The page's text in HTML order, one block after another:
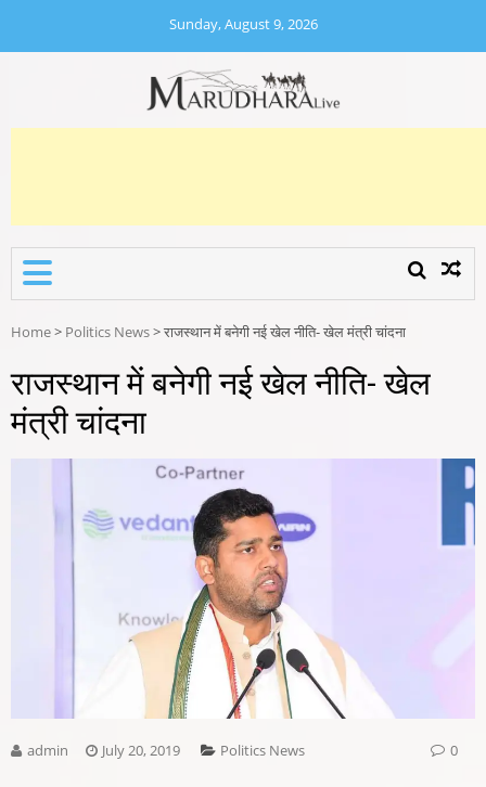
content
Sunday, August 9, 2026
Home> Politics News>राजस्थान में बनेगी नई खेल नीति- खेल मंत्री चांदना
राजस्थान में बनेगी नई खेल नीति- खेल
मंत्री चांदना
admin July 20, 2019 Politics News 0